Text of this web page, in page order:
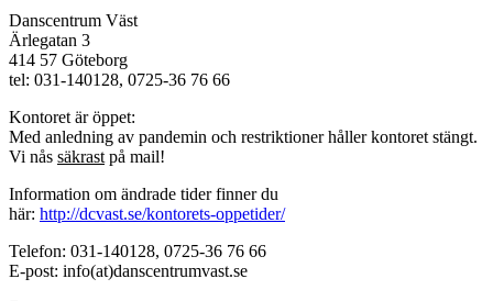
Danscentrum Väst
Ärlegatan 3
414 57 Göteborg
tel: 031-140128, 0725-36 76 66
Kontoret är öppet:
Med anledning av pandemin och restriktioner håller kontoret stängt.
Vi nås säkrast på mail!
Information om ändrade tider finner du
här: http://dcvast.se/kontorets-oppetider/
Telefon: 031-140128, 0725-36 76 66
E-post: info(at)danscentrumvast.se